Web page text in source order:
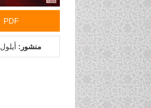
PDF
منشور: أيلول 30, 2025